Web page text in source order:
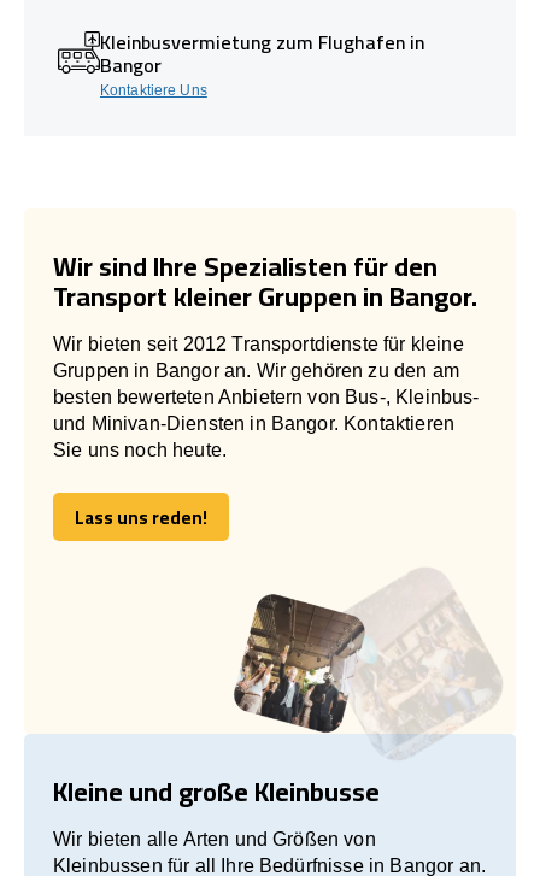
Kleinbusvermietung zum Flughafen in
Bangor
Kontaktiere Uns
Wir sind Ihre Spezialisten für den
Transport kleiner Gruppen in Bangor.
Wir bieten seit 2012 Transportdienste für kleine
Gruppen in Bangor an. Wir gehören zu den am
besten bewerteten Anbietern von Bus-, Kleinbus-
und Minivan-Diensten in Bangor. Kontaktieren
Sie uns noch heute.
Lass uns reden!
Lass uns reden!
Kleine und große Kleinbusse
Wir bieten alle Arten und Größen von
Kleinbussen für all Ihre Bedürfnisse in Bangor an.